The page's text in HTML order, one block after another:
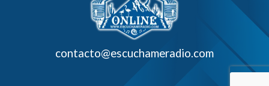
contacto@escuchameradio.com